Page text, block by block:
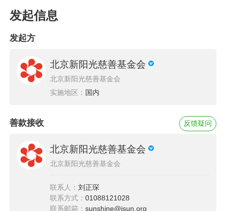
会感受大自然，可以继续做父母的乖宝宝。
“大病儿童生命的礼物”是北京新阳光慈善基
金会专门为困难家庭的血液疾病及肿瘤疾病儿童
庭减负，提高患儿的生存率和生存质量，助力他
都得到应有的治疗，都能重获“生的希望”。该项
目缘起于2011年，新阳光启动患者经济资助以
来，已累计资助7500名大病患者，救助金额超过
2.2亿元，服务人次超10万。
发起信息
发起方
北京新阳光慈善基金会
北京新阳光慈善基金会
实施地区： 国内
善款接收
北京新阳光慈善基金会
北京新阳光慈善基金会
联系人：刘正琛
联系方式：01088121028
联系邮箱：sunshine@isun.org
反馈疑问